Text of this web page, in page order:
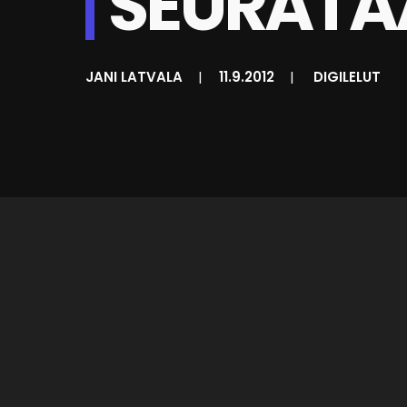
JANI LATVALA | 11.9.2012 | DIGILELUT